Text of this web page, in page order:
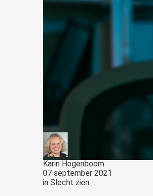
Karin Hogenboom
07 september 2021
in Slecht zien